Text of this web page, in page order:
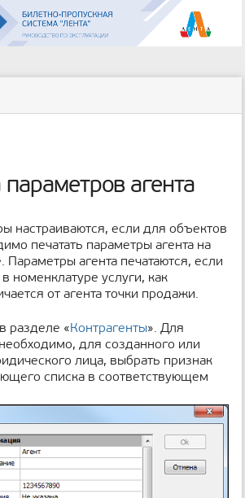
агента
настраиваются, если для объектов
печатать параметры агента на
Параметры агента печатаются, если
номенклатуре услуги, как
от агента точки продажи.
разделе «Контрагенты». Для
для созданного или
лица, выбрать признак
списка в соответствующем